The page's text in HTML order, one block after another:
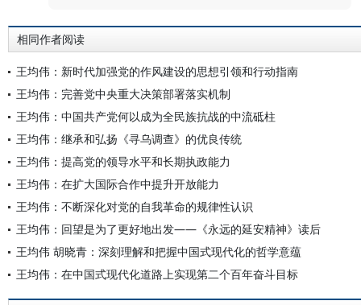
相同作者阅读
王均伟：新时代加强党的作风建设的思想引领和行动指南
王均伟：完善党中央重大决策部署落实机制
王均伟：中国共产党何以成为全民族抗战的中流砥柱
王均伟：继承和弘扬《寻乌调查》的优良传统
王均伟：提高党的领导水平和长期执政能力
王均伟：在扩大国际合作中提升开放能力
王均伟：不断深化对党的自我革命的规律性认识
王均伟：回望是为了更好地出发——《永远的延安精神》读后
王均伟 胡晓青：深刻理解和把握中国式现代化的哲学意蕴
王均伟：在中国式现代化道路上实现第二个百年奋斗目标